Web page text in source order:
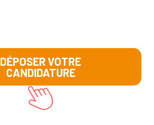
DÉPOSER VOTRE
CANDIDATURE